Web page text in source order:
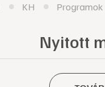
KH Programok
Nyitott